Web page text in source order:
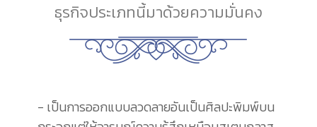
ธุรกิจประเภทนี้มาด้วยความมั่นคง
- เป็นการออกแบบลวดลายอันเป็นศิลปะพิมพ์บน